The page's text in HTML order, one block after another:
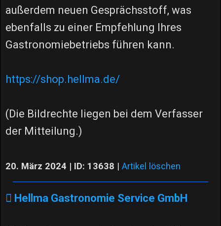
außerdem neuen Gesprächsstoff, was
ebenfalls zu einer Empfehlung Ihres
Gastronomiebetriebs führen kann.
https://shop.hellma.de/
(Die Bildrechte liegen bei dem Verfasser
der Mitteilung.)
20. März 2024 | ID: 13638 | Artikel löschen
Hellma Gastronomie Service GmbH